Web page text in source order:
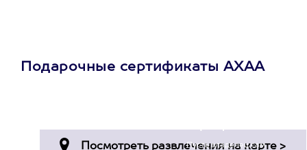
Подарочные сертификаты АХАА
Пусть владелец сам